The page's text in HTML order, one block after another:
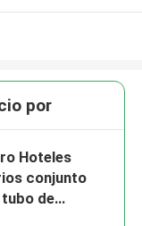
por
Hoteles
conjunto
de